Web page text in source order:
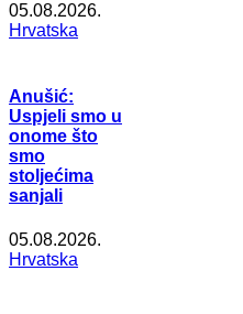
05.08.2026.
Hrvatska
Anušić:
Uspjeli smo u
onome što
smo
stoljećima
sanjali
05.08.2026.
Hrvatska